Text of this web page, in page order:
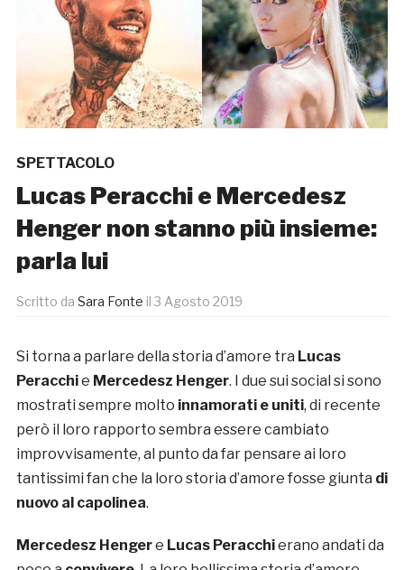
SPETTACOLO
Lucas Peracchi e Mercedesz
Henger non stanno più insieme:
parla lui
Scritto da Sara Fonte il 3 Agosto 2019
Si torna a parlare della storia d’amore tra Lucas
Peracchie Mercedesz Henger. I due sui social si sono
mostrati sempre molto innamorati e uniti, di recente
però il loro rapporto sembra essere cambiato
improvvisamente, al punto da far pensare ai loro
tantissimi fan che la loro storia d’amore fosse giunta di
nuovo al capolinea.
Mercedesz Hengere Lucas Peracchierano andati da